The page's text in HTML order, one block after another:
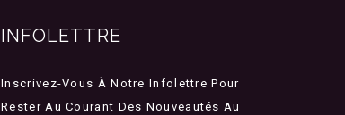
INFOLETTRE
Inscrivez-Vous À Notre Infolettre Pour
Rester Au Courant Des Nouveautés Au